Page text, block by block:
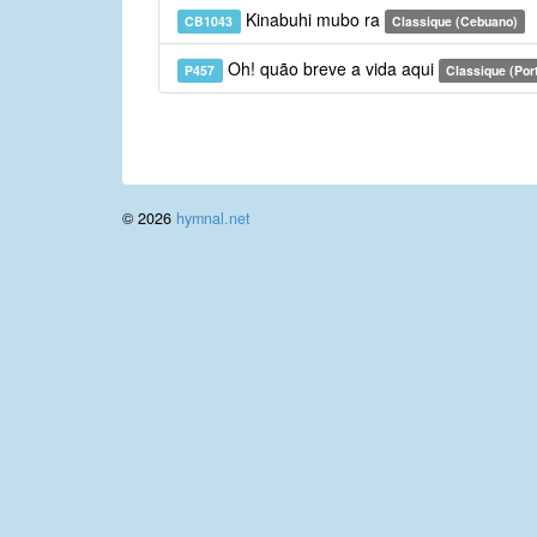
CB1043 Kinabuhi mubo ra Classique (Cebuano)
P457 Oh! quão breve a vida aqui Classique
© 2026 hymnal.net